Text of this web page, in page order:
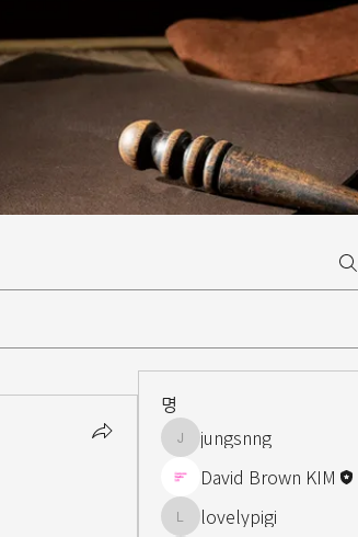
명
jungsnng
jungsnng
David Brown KIM
lovelypigi
lovelypigi